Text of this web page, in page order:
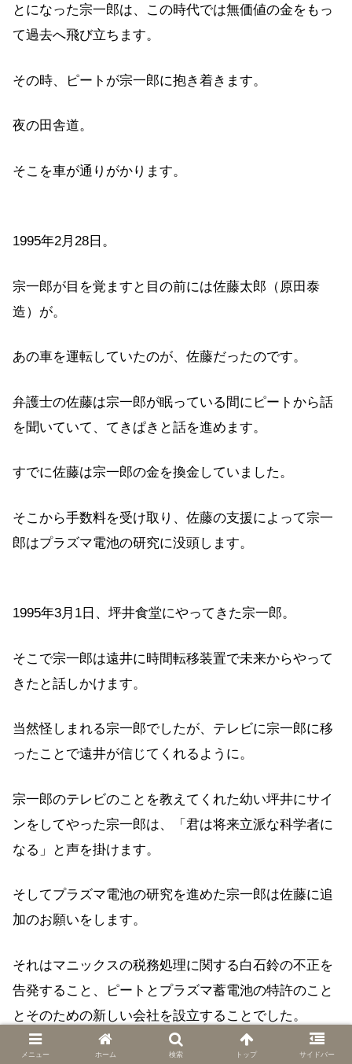
とになった宗一郎は、この時代では無価値の金をもっ
て過去へ飛び立ちます。
その時、ピートが宗一郎に抱き着きます。
夜の田舎道。
そこを車が通りがかります。
1995年2月28日。
宗一郎が目を覚ますと目の前には佐藤太郎（原田泰
造）が。
あの車を運転していたのが、佐藤だったのです。
弁護士の佐藤は宗一郎が眠っている間にピートから話
を聞いていて、てきぱきと話を進めます。
すでに佐藤は宗一郎の金を換金していました。
そこから手数料を受け取り、佐藤の支援によって宗一
郎はプラズマ電池の研究に没頭します。
1995年3月1日、坪井食堂にやってきた宗一郎。
そこで宗一郎は遠井に時間転移装置で未来からやって
きたと話しかけます。
当然怪しまれる宗一郎でしたが、テレビに宗一郎に移
ったことで遠井が信じてくれるように。
宗一郎のテレビのことを教えてくれた幼い坪井にサイ
ンをしてやった宗一郎は、「君は将来立派な科学者に
なる」と声を掛けます。
そしてプラズマ電池の研究を進めた宗一郎は佐藤に追
加のお願いをします。
それはマニックスの税務処理に関する白石鈴の不正を
告発すること、ピートとプラズマ蓄電池の特許のこと
とそのための新しい会社を設立することでした。
メニュー ホーム 検索 トップ サイドバー